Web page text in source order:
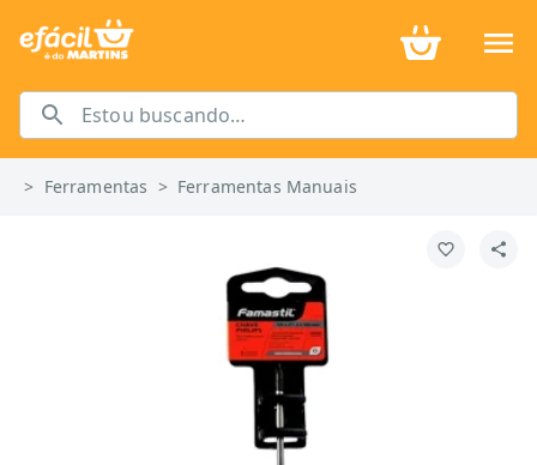
> Ferramentas > Ferramentas Manuais